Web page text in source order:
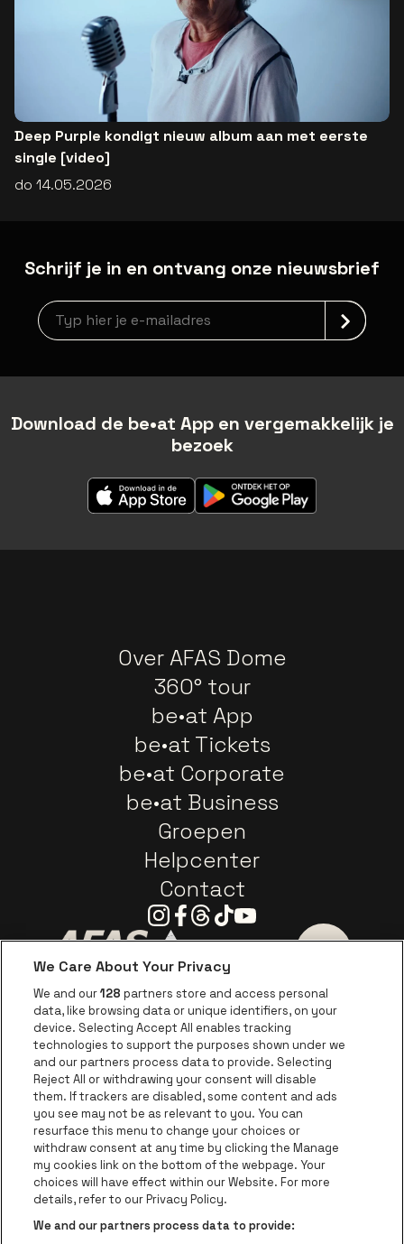
Deep Purple kondigt nieuw album aan met eerste
single [video]
do 14.05.2026
Schrijf je in en ontvang onze nieuwsbrief
Nieuwsbrief aanmelding
Download de be•at App en vergemakkelijk je
bezoek
Over AFAS Dome
360° tour
be•at App
be•at Tickets
be•at Corporate
be•at Business
Groepen
Helpcenter
Contact
Instagram
Facebook
Threads
TiktokYoutube
Ga naar
Ga naar de website van Europcar
Ga naar de
Ga naar de website van Coca-Cola
Ga naar de website van
Ga naar de
Ga naar de website van Champagne
Ga naar de website
Ga naar de website van Het
Ga naar de
AFAS Dome is een deel van be•at
AFAS Dome
Schijnpoortweg 119, 2170 Antwerpen
We Care About Your Privacy
We and our128 partners store and access personal
data, like browsing data or unique identifiers, on your
device. Selecting Accept All enables tracking
technologies to support the purposes shown under we
and our partners process data to provide. Selecting
Reject All or withdrawing your consent will disable
them. If trackers are disabled, some content and ads
you see may not be as relevant to you. You can
resurface this menu to change your choices or
withdraw consent at any time by clicking the Manage
my cookies link on the bottom of the webpage. Your
choices will have effect within our Website. For more
details, refer to our Privacy Policy.
We and our partners process data to provide: